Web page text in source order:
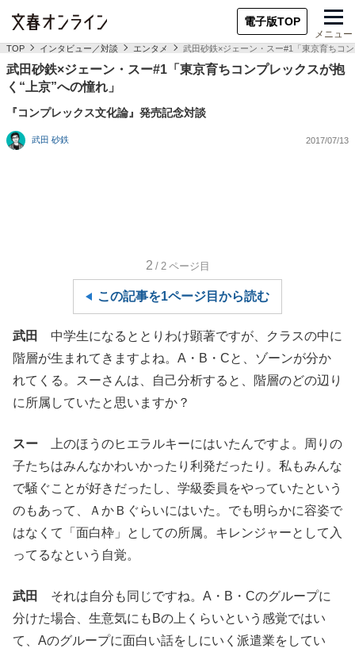
電子版TOP
メニュー
TOP インタビュー／対談 エンタメ 武田砂鉄×ジェーン・スー#1「東京育ちコ
武田砂鉄×ジェーン・スー#1「東京育ちコンプレックスが抱
く“上京”への憧れ」
『コンプレックス文化論』発売記念対談
武田 砂鉄 2017/07/13
2 /2 ページ目
この記事を1ページ目から読む
武田
中学生になるととりわけ顕著ですが、クラスの中に
階層が生まれてきますよね。A・B・Cと、ゾーンが分か
れてくる。スーさんは、自己分析すると、階層のどの辺り
に所属していたと思いますか？
スー 上のほうのヒエラルキーにはいたんですよ。周りの
子たちはみんなかわいかったり利発だったり。私もみんな
で騒ぐことが好きだったし、学級委員をやっていたという
のもあって、ＡかＢぐらいにはいた。でも明らかに容姿で
はなくて「面白枠」としての所属。キレンジャーとして入
ってるなという自覚。
武田
それは自分も同じですね。A・B・Cのグループに
分けた場合、生意気にもBの上くらいという感覚ではい
て、Aのグループに面白い話をしにいく派遣業をしてい